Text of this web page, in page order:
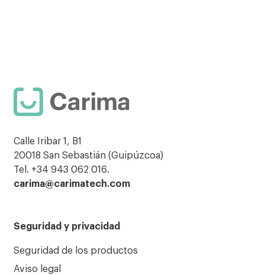
reducida.
Calle Iribar 1, B1
20018 San Sebastián (Guipúzcoa)
Tel. +34 943 062 016.
carima@carimatech.com
Seguridad y privacidad
Seguridad de los productos
Aviso legal